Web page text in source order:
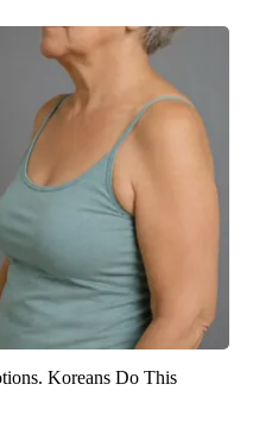
Koreans Do This